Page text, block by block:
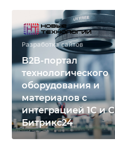
Разработка сайтов
B2B-портал
технологического
оборудования и
материалов с
интеграцией 1С и
Битрикс24